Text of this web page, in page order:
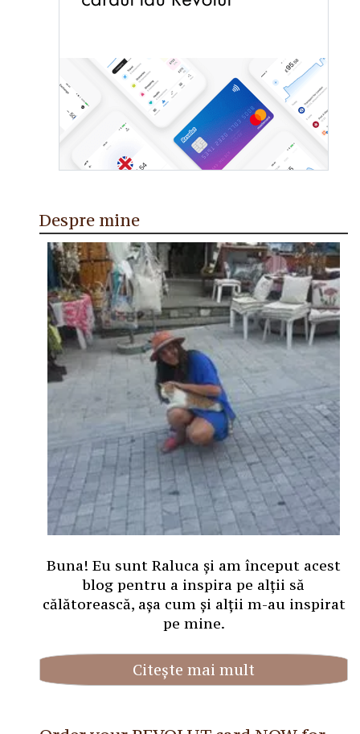
Despre mine
Buna! Eu sunt Raluca și am început acest
blog pentru a inspira pe alții să
călătorească, așa cum și alții m-au inspirat
pe mine.
Citește mai mult